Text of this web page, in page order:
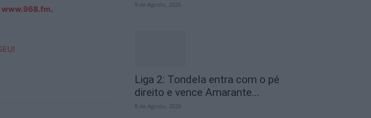
www.968.fm. 9 de Agosto, 2026
Liga 2: Tondela entra com o pé
direito e vence Amarante...
8 de Agosto, 2026